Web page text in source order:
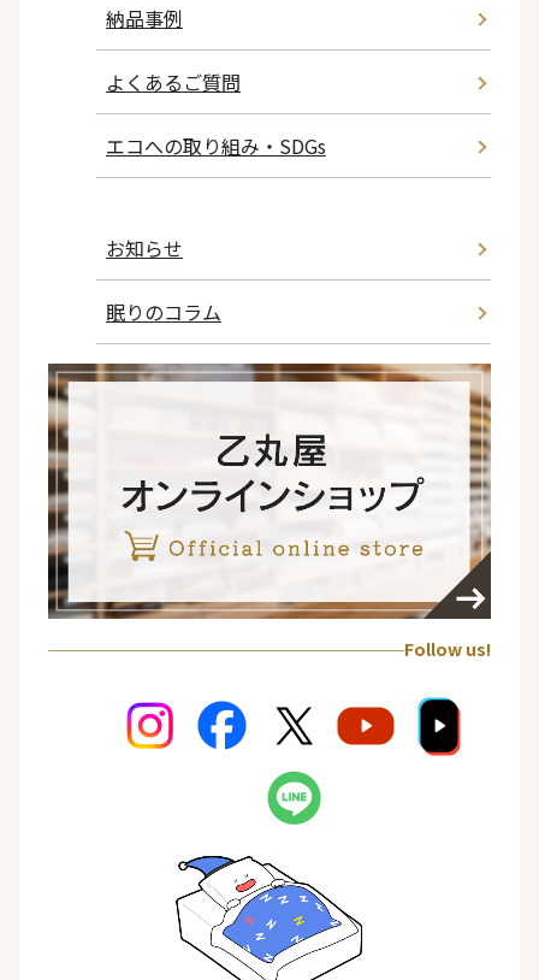
納品事例
よくあるご質問
エコへの取り組み・SDGs
お知らせ
眠りのコラム
Follow us!